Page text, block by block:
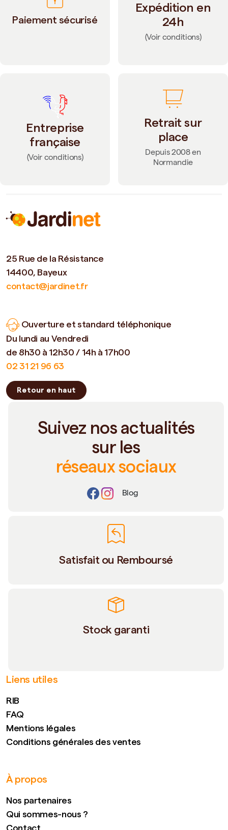
Paiement sécurisé
Expédition en
24h
(Voir conditions)
Entreprise
française
(Voir conditions)
Retrait sur
place
Depuis 2008 en
Normandie
25 Rue de la Résistance
14400, Bayeux
contact@jardinet.fr
Ouverture et standard téléphonique
Du lundi au Vendredi
de 8h30 à 12h30 / 14h à 17h00
02 31 21 96 63
Retour en haut
Suivez nos actualités
sur les
réseaux sociaux
Blog
Satisfait ou Remboursé
Stock garanti
Liens utiles
RIB
FAQ
Mentions légales
Conditions générales des ventes
À propos
Nos partenaires
Qui sommes-nous ?
Contact